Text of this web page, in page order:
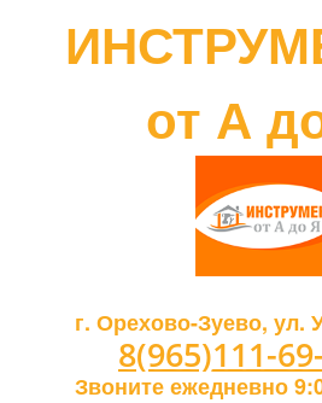
от А
г. Орехово-Зуево, ул.
8(965)111-
Звоните ежедневно